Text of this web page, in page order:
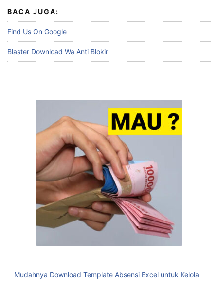
BACA JUGA:
Find Us On Google
Blaster Download Wa Anti Blokir
Mudahnya Download Template Absensi Excel untuk Kelola